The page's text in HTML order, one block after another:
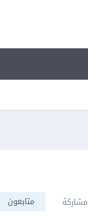
مشاركة متابعون